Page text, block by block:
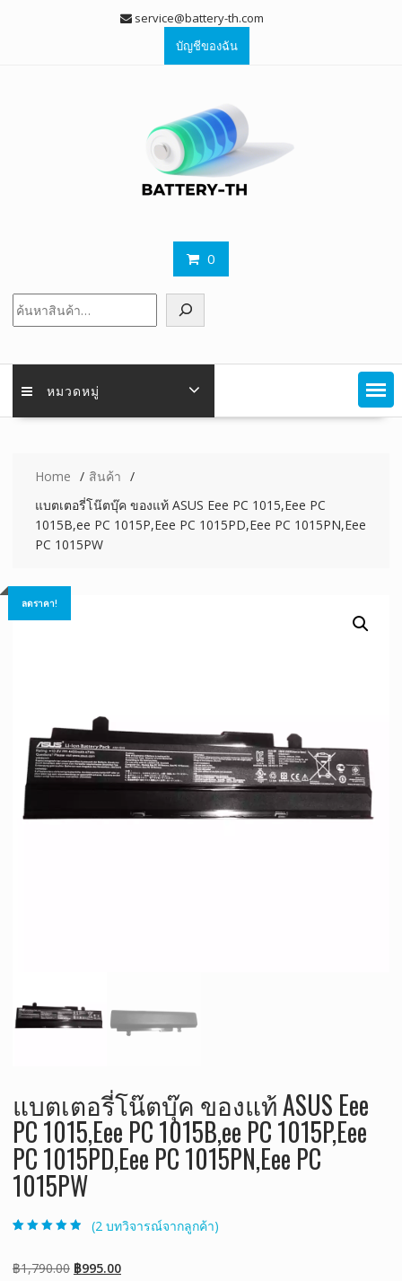
service@battery-th.com
บัญชีของฉัน
0
หมวดหมู่
Home
สินค้า
แบตเตอรี่โน๊ตบุ๊ค ของแท้ ASUS Eee PC 1015,Eee PC
1015B,ee PC 1015P,Eee PC 1015PD,Eee PC 1015PN,Eee
PC 1015PW
ลดราคา!
แบตเตอรี่โน๊ตบุ๊ค ของแท้ ASUS Eee
PC 1015,Eee PC 1015B,ee PC 1015P,Eee
PC 1015PD,Eee PC 1015PN,Eee PC
1015PW
คะแนนเต็มบน
การให้คะแนน
(2 บทวิจารณ์จากลูกค้า)
฿1,790.00 Original
฿995.00Current